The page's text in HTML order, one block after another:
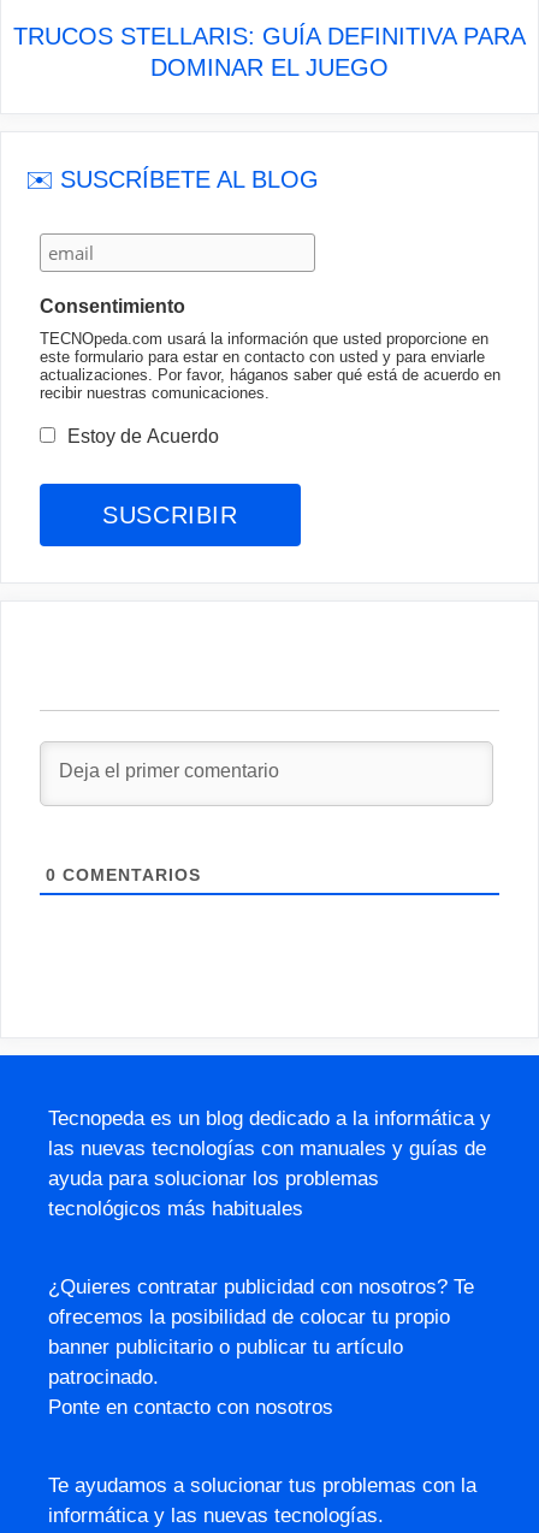
TRUCOS STELLARIS: GUÍA DEFINITIVA PARA
DOMINAR EL JUEGO
✉️ SUSCRÍBETE AL BLOG
Consentimiento
TECNOpeda.com usará la información que usted proporcione en
este formulario para estar en contacto con usted y para enviarle
actualizaciones. Por favor, háganos saber qué está de acuerdo en
recibir nuestras comunicaciones.
Estoy de Acuerdo
0 COMENTARIOS
Tecnopeda es un blog dedicado a la informática y
las nuevas tecnologías con manuales y guías de
ayuda para solucionar los problemas
tecnológicos más habituales
¿Quieres contratar publicidad con nosotros? Te
ofrecemos la posibilidad de colocar tu propio
banner publicitario o publicar tu artículo
patrocinado.
Ponte en contacto con nosotros
Te ayudamos a solucionar tus problemas con la
informática y las nuevas tecnologías.